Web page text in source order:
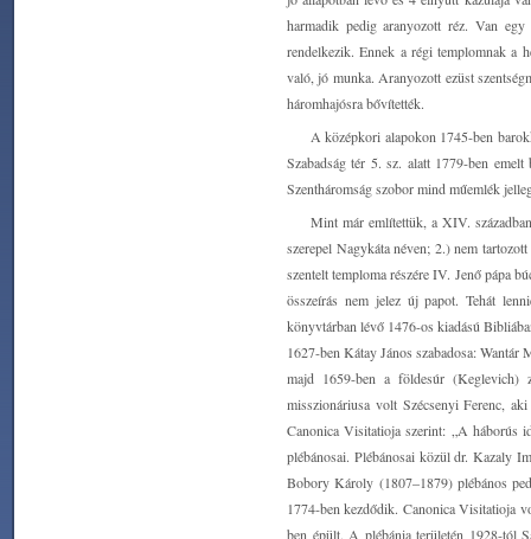
harmadik pedig aranyozott réz. Van
rendelkezik. Ennek a régi templomnak a
való, jó munka. Aranyozott ezüst
háromhajósra bővítették.
A középkori alapokon 1745-ben
Szabadság tér 5. sz. alatt 1779-ben
Szentháromság szobor mind műemlék
Mint már említettük, a XIV.
szerepel Nagykáta néven; 2.) nem
szentelt temploma részére IV. Jenő pápa
összeírás nem jelez új papot. Tehát
könyvtárban lévő 1476-os kiadású
1627-ben Kátay János szabadosa:
majd 1659-ben a földesúr (Keglevich)
misszionáriusa volt Szécsenyi Ferenc,
Canonica Visitatioja szerint: „A háborús
plébánosai. Plébánosai közül dr. Kazaly
Bobory Károly (1807–1879) plébános
1774-ben kezdődik. Canonica Visitatioja
ben épült. A plébánia területén 1928-tól